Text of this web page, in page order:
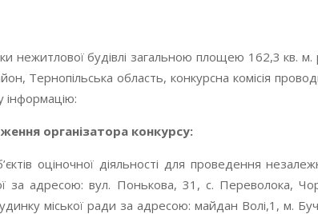
нежитлової будівлі загальною площею 162,3 кв.
Тернопільська область, конкурсна комісія
інформацію:
організатора конкурсу:
оціночної діяльності для проведення
адресою: вул. Понькова, 31, с. Переволока,
міської ради за адресою: майдан Волі,1, м.